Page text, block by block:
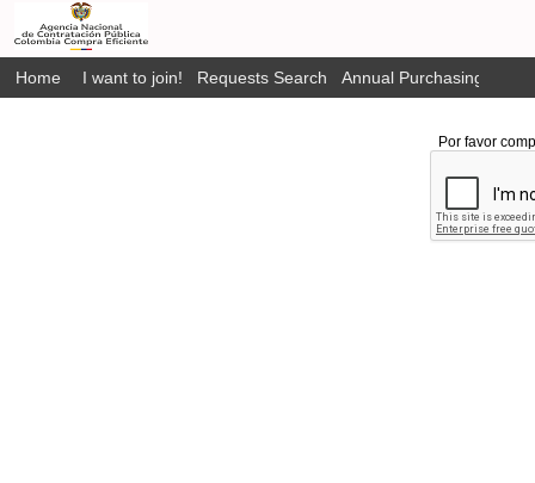
Home I want to join! Requests Search Annual Purchasing Plan
Por favor